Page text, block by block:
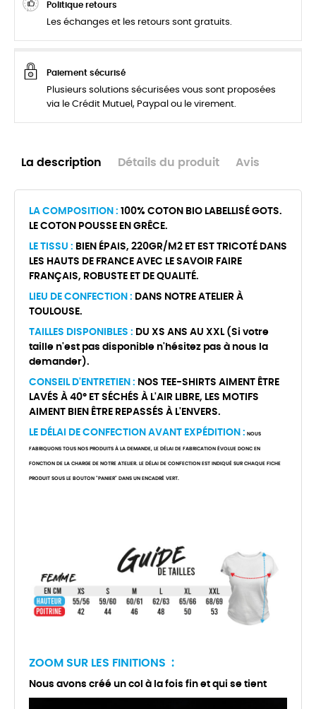
Politique retours
Les échanges et les retours sont gratuits.
Paiement sécurisé
Plusieurs solutions sécurisées vous sont proposées
via le Crédit Mutuel, Paypal ou le virement.
La description Détails du produit Avis
LA COMPOSITION : 100% COTON BIO LABELLISÉ GOTS.
LE COTON POUSSE EN GRÊCE.
LE TISSU : BIEN ÉPAIS, 220GR/M2 ET EST TRICOTÉ DANS
LES HAUTS DE FRANCE AVEC LE SAVOIR FAIRE
FRANÇAIS, ROBUSTE ET DE QUALITÉ.
LIEU DE CONFECTION : DANS NOTRE ATELIER À
TOULOUSE.
TAILLES DISPONIBLES : DU XS ANS AU XXL (Si votre
taille n'est pas disponible n'hésitez pas à nous la
demander).
CONSEIL D'ENTRETIEN : NOS TEE-SHIRTS AIMENT ÊTRE
LAVÉS À 40° ET SÉCHÉS À L'AIR LIBRE, LES MOTIFS
AIMENT BIEN ÊTRE REPASSÉS À L'ENVERS.
LE DÉLAI DE CONFECTION AVANT EXPÉDITION : NOUS
FABRIQUONS TOUS NOS PRODUITS À LA DEMANDE, LE DÉLAI DE FABRICATION ÉVOLUE DONC EN
FONCTION DE LA CHARGE DE NOTRE ATELIER. LE DÉLAI DE CONFECTION EST INDIQUÉ SUR CHAQUE FICHE
PRODUIT SOUS LE BOUTON "PANIER" DANS UN ENCADRÉ VERT.
ZOOM SUR LES FINITIONS :
Nous avons créé un col à la fois fin et qui se tient